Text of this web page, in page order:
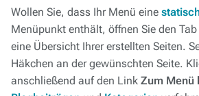
Wollen Sie, dass Ihr Menü eine
Menüpunkt enthält, öffnen Sie den Tab
eine Übersicht Ihrer erstellten Seiten.
Häkchen an der gewünschten Seite.
anschließend auf den Link Zum Menü